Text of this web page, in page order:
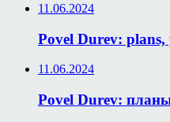
11.06.2024
Povel Durev: plans,
11.06.2024
Povel Durev: